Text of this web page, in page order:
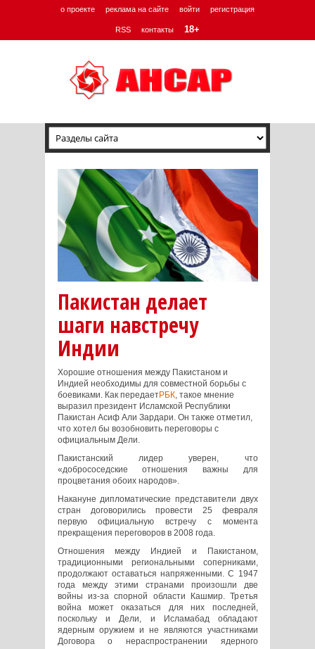
о проекте реклама на сайте войти регистрация
RSS контакты 18+
Пакистан делает
шаги навстречу
Индии
Хорошие отношения между Пакистаном и
Индией необходимы для совместной борьбы с
боевиками. Как передаетРБК, такое мнение
выразил президент Исламской Республики
Пакистан Асиф Али Зардари. Он также отметил,
что хотел бы возобновить переговоры с
официальным Дели.
Пакистанский лидер уверен, что
«добрососедские отношения важны для
процветания обоих народов».
Накануне дипломатические представители двух
стран договорились провести 25 февраля
первую официальную встречу с момента
прекращения переговоров в 2008 года.
Отношения между Индией и Пакистаном,
традиционными региональными соперниками,
продолжают оставаться напряженными. С 1947
года между этими странами произошли две
войны из-за спорной области Кашмир. Третья
война может оказаться для них последней,
поскольку и Дели, и Исламабад обладают
ядерным оружием и не являются участниками
Договора о нераспространении ядерного